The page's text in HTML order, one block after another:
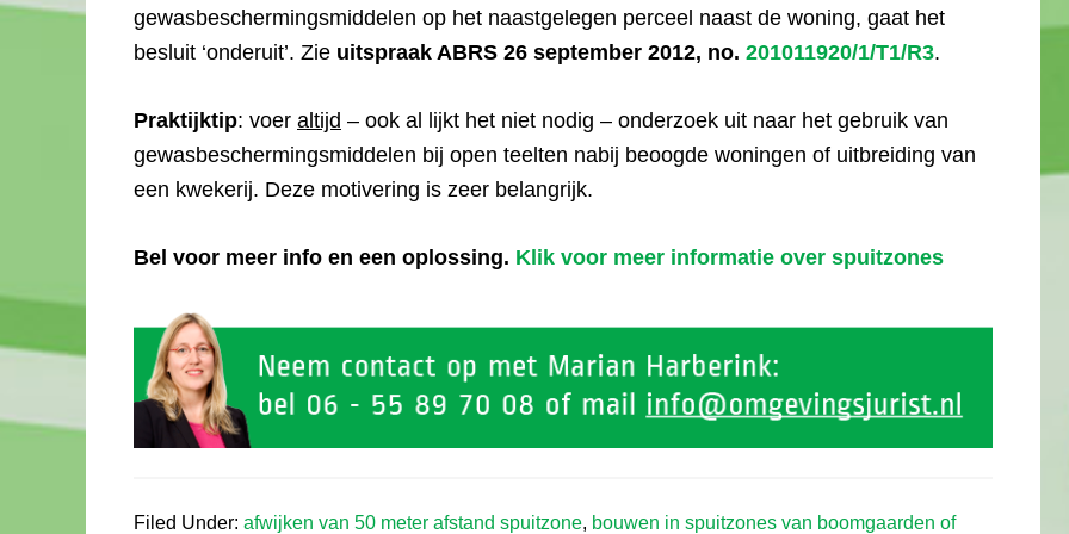
gewasbeschermingsmiddelen op het naastgelegen perceel naast de woning, gaat het
besluit ‘onderuit’. Zie uitspraak ABRS 26 september 2012, no. 201011920/1/T1/R3.
Praktijktip: voer altijd – ook al lijkt het niet nodig – onderzoek uit naar het gebruik van
gewasbeschermingsmiddelen bij open teelten nabij beoogde woningen of uitbreiding van
een kwekerij. Deze motivering is zeer belangrijk.
Bel voor meer info en een oplossing. Klik voor meer informatie over spuitzones
Filed Under: afwijken van 50 meter afstand spuitzone, bouwen in spuitzones van boomgaarden of